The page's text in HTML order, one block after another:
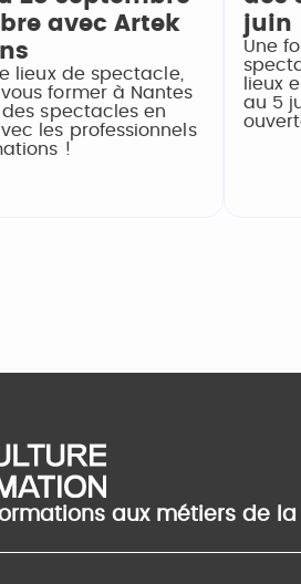
avec Artek
lieux de spectacle,
former à Nantes
spectacles en
les professionnels
!
juin
Une
lieux
au 5
aux métiers de